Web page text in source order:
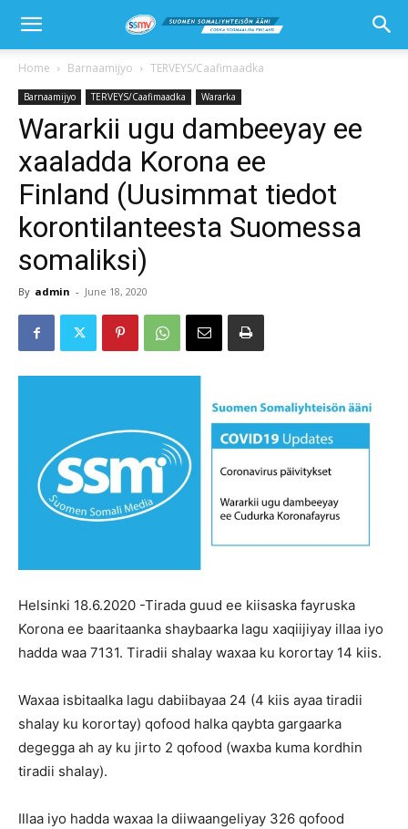
Home Barnaamijyo TERVEYS/Caafimaadka
Barnaamijyo TERVEYS/Caafimaadka Wararka
Wararkii ugu dambeeyay ee
xaaladda Korona ee
Finland (Uusimmat tiedot
korontilanteesta Suomessa
somaliksi)
By admin - June 18, 2020
Helsinki 18.6.2020 -Tirada guud ee kiisaska fayruska
Korona ee baaritaanka shaybaarka lagu xaqiijiyay illaa iyo
hadda waa 7131. Tiradii shalay waxaa ku korortay 14 kiis.
Waxaa isbitaalka lagu dabiibayaa 24 (4 kiis ayaa tiradii
shalay ku korortay) qofood halka qaybta gargaarka
degegga ah ay ku jirto 2 qofood (waxba kuma kordhin
tiradii shalay).
Illaa iyo hadda waxaa la diiwaangeliyay 326 qofood